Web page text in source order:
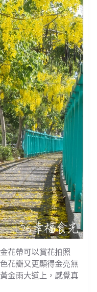
花帶可以賞花拍照
花瓣又更顯得金亮無
金雨大道上，感覺真